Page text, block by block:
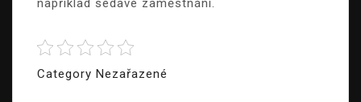
například sedavé zaměstnání.
Category Nezařazené